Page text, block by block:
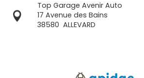
Top Garage Avenir Auto
17 Avenue des Bains
38580 ALLEVARD